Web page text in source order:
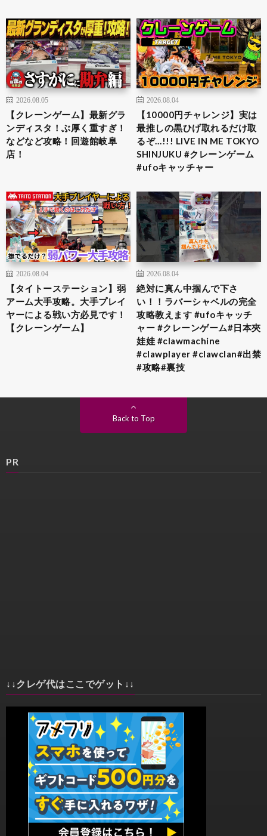
2026.08.05
【クレーンゲーム】最新グラ
ンディスタ！ぶ厚く重すぎ！
などなど攻略！回遊館岐阜
店！
2026.08.04
【10000円チャレンジ】実は
最推しの黒ひげ取れるだけ取
るぞ…!!! LIVE IN ME TOKYO
SHINJUKU #クレーンゲーム
#ufoキャッチャー
2026.08.04
【タイトーステーション】弱
アーム大手攻略。大手プレイ
ヤーによる戦い方必見です！
【クレーンゲーム】
2026.08.04
絶対に真ん中掴んで下さ
い！！ラバーシャベルの完全
攻略教えます #ufoキャッチ
ャー #クレーンゲーム#日本夾
娃娃 #clawmachine
#clawplayer #clawclan#出禁
#攻略#裏技
Back to Top
PR
↓↓クレゲ代はここでゲット↓↓